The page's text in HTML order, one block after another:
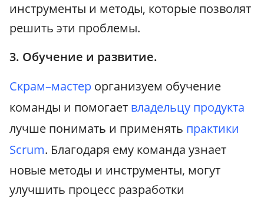
инструменты и методы, которые позволят
решить эти проблемы.
3. Обучение и развитие.
Скрам–мастер организуем обучение
команды и помогает владельцу продукта
лучше понимать и применять практики
Scrum. Благодаря ему команда узнает
новые методы и инструменты, могут
улучшить процесс разработки